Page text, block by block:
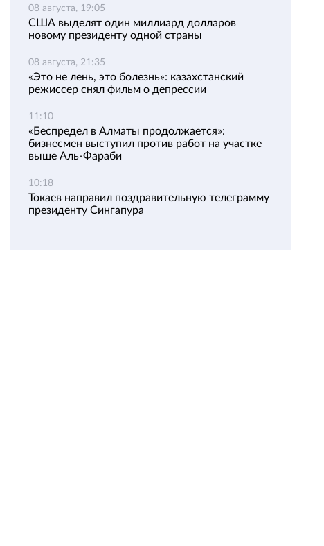
08 августа, 19:05
США выделят один миллиард долларов
новому президенту одной страны
08 августа, 21:35
«Это не лень, это болезнь»: казахстанский
режиссер снял фильм о депрессии
11:10
«Беспредел в Алматы продолжается»:
бизнесмен выступил против работ на участке
выше Аль-Фараби
10:18
Токаев направил поздравительную телеграмму
президенту Сингапура